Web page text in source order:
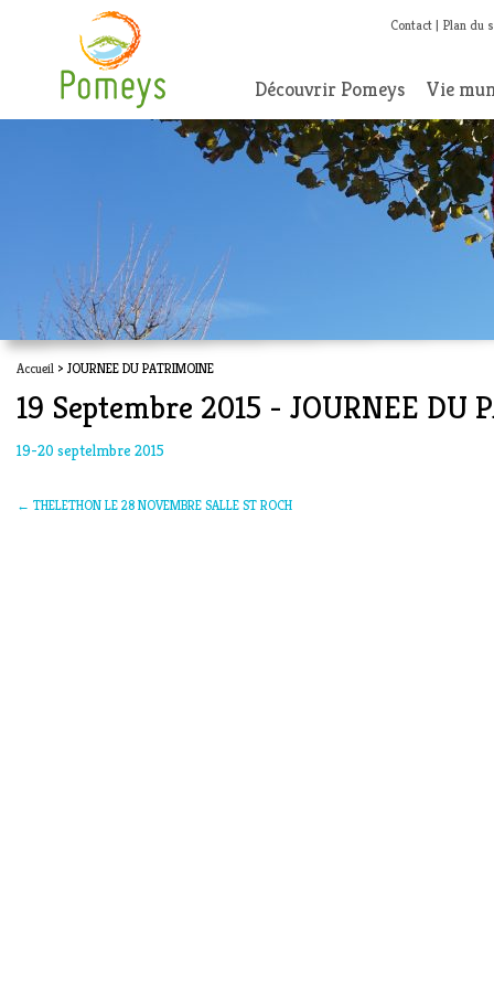
Contact Plan du
Découvrir Pomeys Vie
Accueil > JOURNEE DU PATRIMOINE
19 Septembre 2015 - JOURNEE DU
19-20 septelmbre 2015
← THELETHON LE 28 NOVEMBRE SALLE ST ROCH